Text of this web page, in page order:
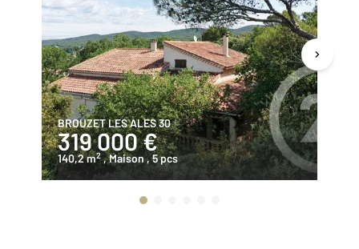
BROUZET LES ALES 30
319 000 €
140,2 m2 , Maison, 5 pcs